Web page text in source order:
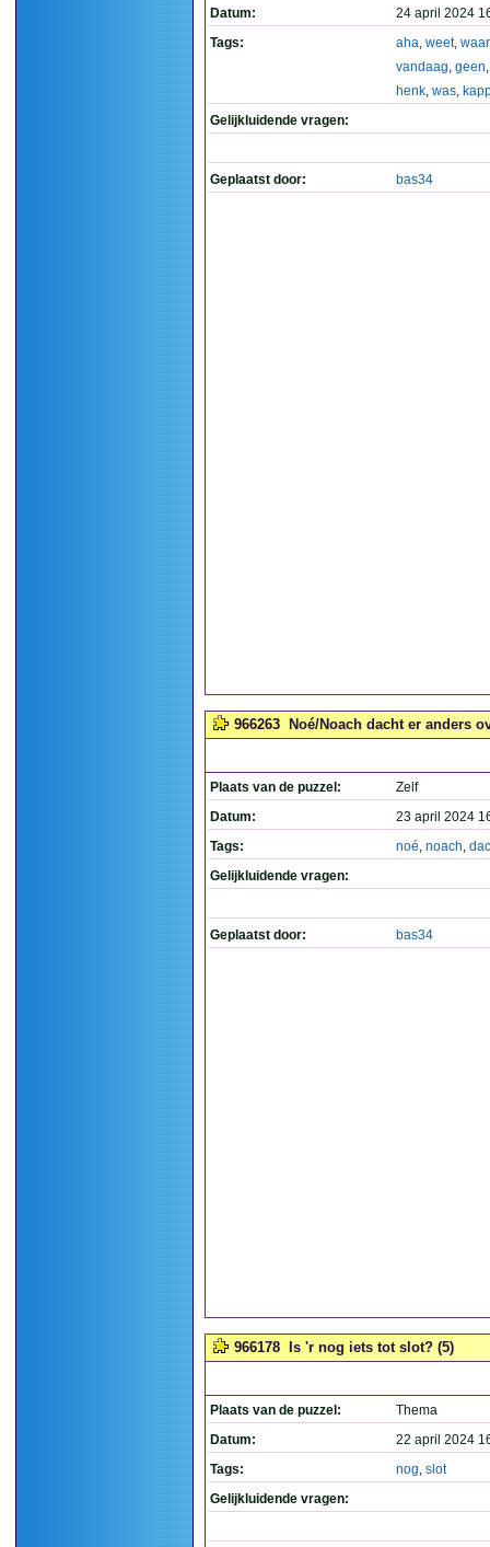
Datum:
24 april 2024
Tags:
aha, weet,
vandaag, geen
henk, was,
Gelijkluidende vragen:
Geplaatst door: bas34
966263 Noé/Noach dacht er anders
Plaats van de puzzel:
Zelf
Datum:
23 april 2024
Tags:
noé, noach,
Gelijkluidende vragen:
Geplaatst door: bas34
966178 Is 'r nog iets tot slot? (5)
Plaats van de puzzel:
Thema
Datum:
22 april 2024
Tags:
nog, slot
Gelijkluidende vragen: